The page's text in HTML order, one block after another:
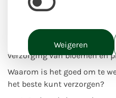
sommige een andere
bloemen en planten niet
enkele ‘regels’ die altijd
verzorging van bloemen en
Waarom is het goed om te
het beste kunt verzorgen?
Weigeren
Alles